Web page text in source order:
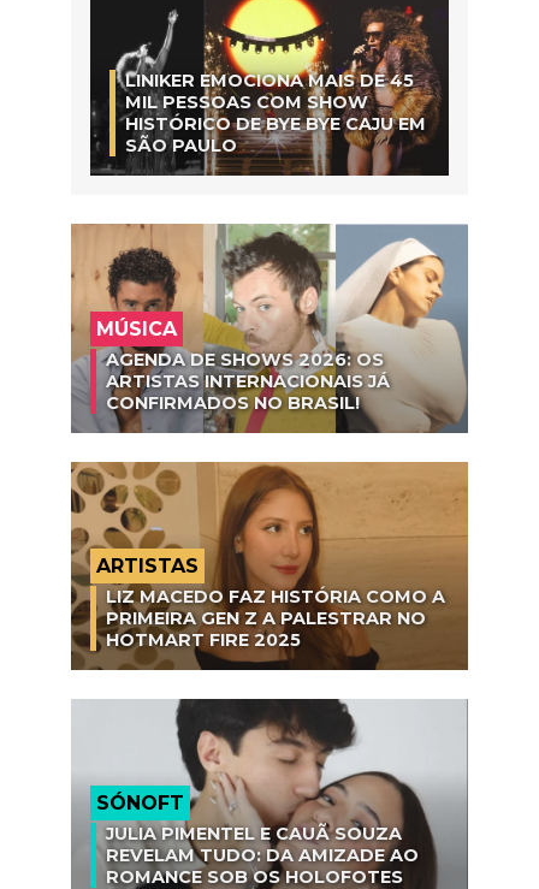
LINIKER EMOCIONA MAIS DE 45
MIL PESSOAS COM SHOW
HISTÓRICO DE BYE BYE CAJU EM
SÃO PAULO
MÚSICA
AGENDA DE SHOWS 2026: OS
ARTISTAS INTERNACIONAIS JÁ
CONFIRMADOS NO BRASIL!
ARTISTAS
LIZ MACEDO FAZ HISTÓRIA COMO A
PRIMEIRA GEN Z A PALESTRAR NO
HOTMART FIRE 2025
SÓNOFT
JULIA PIMENTEL E CAUÃ SOUZA
REVELAM TUDO: DA AMIZADE AO
ROMANCE SOB OS HOLOFOTES